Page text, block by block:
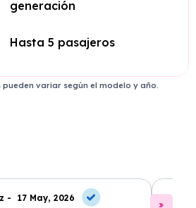
generación
Hasta 5 pasajeros
variar según el modelo y año.
- 17 May, 2026